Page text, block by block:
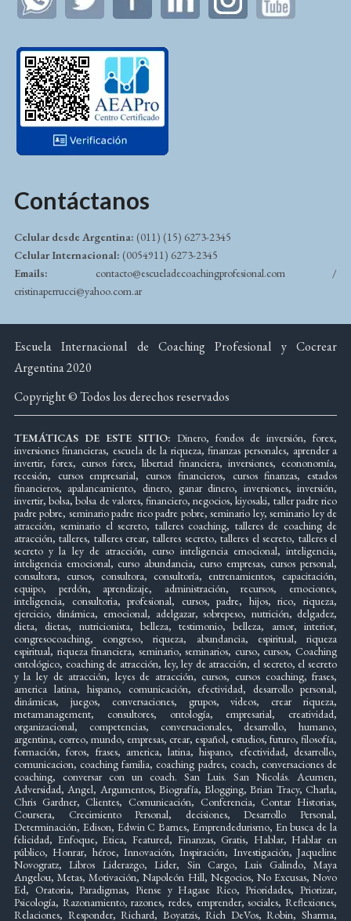
Contáctanos
Celular desde Argentina: (011) (15) 6273-2345
Celular Internacional: (0054911) 6273-2345
Emails: contacto@escueladecoachingprofesional.com /
cristinaperrucci@yahoo.com.ar
Escuela Internacional de Coaching Profesional y Cocrear
Argentina 2020
Copyright © Todos los derechos reservados
TEMÁTICAS DE ESTE SITIO: Dinero, fondos de inversión, forex,
inversiones financieras, escuela de la riqueza, finanzas personales, aprender a
invertir, forex, cursos forex, libertad financiera, inversiones, econonomía,
recesión, cursos empresarial, cursos financieros, cursos finanzas, estados
financieros, apalancamiento, dinero, ganar dinero, inversiones, inversión,
invertir, bolsa, bolsa de valores, financiero, negocios, kiyosaki, taller padre rico
padre pobre, seminario padre rico padre pobre, seminario ley, seminario ley de
atracción, seminario el secreto, talleres coaching, talleres de coaching de
atracción, talleres, talleres crear, talleres secreto, talleres el secreto, talleres el
secreto y la ley de atracción, curso inteligencia emocional, inteligencia,
inteligencia emocional, curso abundancia, curso empresas, cursos personal,
consultora, cursos, consultora, consultoría, entrenamientos, capacitación,
equipo, perdón, aprendizaje, administración, recursos, emociones,
inteligencia, consultoria, profesional, cursos, padre, hijos, rico, riqueza,
ejercicio, dinámica, emocional, adelgazar, sobrepeso, nutrición, delgadez,
dieta, dietas, nutricionista, belleza, testimonio, belleza, amor, interior,
congresocoaching, congreso, riqueza, abundancia, espiritual, riqueza
espiritual, riqueza financiera, seminario, seminarios, curso, cursos, Coaching
ontológico, coaching de atracción, ley, ley de atracción, el secreto, el secreto
y la ley de atracción, leyes de atracción, cursos, cursos coaching, frases,
america latina, hispano, comunicación, efectividad, desarrollo personal,
dinámicas, juegos, conversaciones, grupos, videos, crear riqueza,
metamanagement, consultores, ontología, empresarial, creatividad,
organizacional, competencias, conversacionales, desarrollo, humano,
argentina, correo, mundo, empresas, crear, español, estudios, futuro, filosofía,
formación, foros, frases, america, latina, hispano, efectividad, desarrollo,
comunicacion, coaching familia, coaching padres, coach, conversaciones de
coaching, conversar con un coach. San Luis. San Nicolás. Acumen,
Adversidad, Angel, Argumentos, Biografía, Blogging, Brian Tracy, Charla,
Chris Gardner, Clientes, Comunicación, Conferencia, Contar Historias,
Coursera, Crecimiento Personal, decisiones, Desarrollo Personal,
Determinación, Edison, Edwin C Barnes, Emprendedurismo, En busca de la
felicidad, Enfoque, Etica, Featured, Finanzas, Gratis, Hablar, Hablar en
público, Honrar, héroe, Innovación, Inspiración, Investigación, Jaqueline
Novogratz, Libros Liderazgo, Lider, Sin Cargo, Luis Galindo, Maya
Angelou, Metas, Motivación, Napoleón Hill, Negocios, No Excusas, Novo
Ed, Oratoria, Paradigmas, Piense y Hagase Rico, Prioridades, Priorizar,
Psicología, Razonamiento, razones, redes, emprender, sociales, Reflexiones,
Relaciones, Responder, Richard, Boyatzis, Rich DeVos, Robin, Sharma,